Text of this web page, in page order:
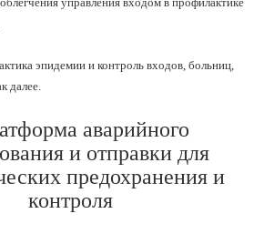
эпидемии и контроль входов, больниц,
далее.
аварийного
и отправки для
предохранения и
контроля